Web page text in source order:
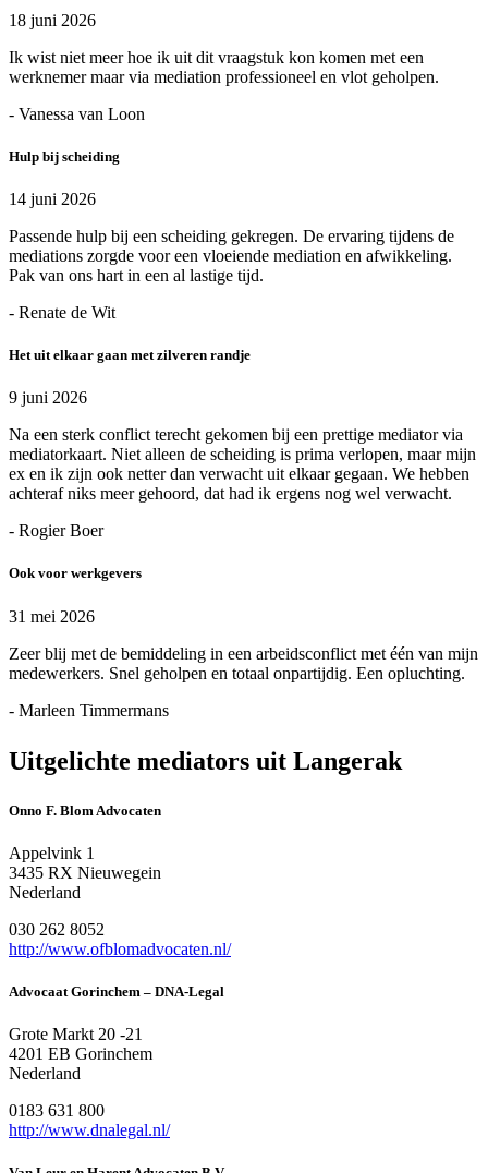
18 juni 2026
Ik wist niet meer hoe ik uit dit vraagstuk kon komen met een
werknemer maar via mediation professioneel en vlot geholpen.
- Vanessa van Loon
Hulp bij scheiding
14 juni 2026
Passende hulp bij een scheiding gekregen. De ervaring tijdens de
mediations zorgde voor een vloeiende mediation en afwikkeling.
Pak van ons hart in een al lastige tijd.
- Renate de Wit
Het uit elkaar gaan met zilveren randje
9 juni 2026
Na een sterk conflict terecht gekomen bij een prettige mediator via
mediatorkaart. Niet alleen de scheiding is prima verlopen, maar mijn
ex en ik zijn ook netter dan verwacht uit elkaar gegaan. We hebben
achteraf niks meer gehoord, dat had ik ergens nog wel verwacht.
- Rogier Boer
Ook voor werkgevers
31 mei 2026
Zeer blij met de bemiddeling in een arbeidsconflict met één van mijn
medewerkers. Snel geholpen en totaal onpartijdig. Een opluchting.
- Marleen Timmermans
Uitgelichte mediators uit Langerak
Onno F. Blom Advocaten
Appelvink 1
3435 RX Nieuwegein
Nederland
030 262 8052
http://www.ofblomadvocaten.nl/
Advocaat Gorinchem – DNA-Legal
Grote Markt 20 -21
4201 EB Gorinchem
Nederland
0183 631 800
http://www.dnalegal.nl/